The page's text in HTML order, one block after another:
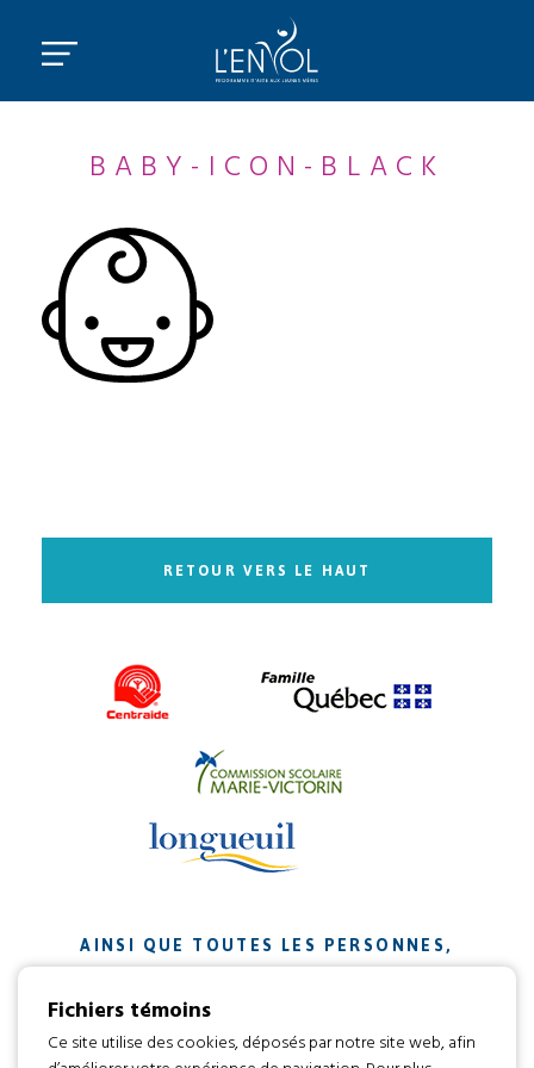
BABY-ICON-BLACK
RETOUR VERS LE HAUT
AINSI QUE TOUTES LES PERSONNES,
ORGANISMES ET ENTREPRISES QUI ONT
CONTRIBUÉ À NOTRE MISSION.
Fichiers témoins
Ce site utilise des cookies, déposés par notre site web, afin